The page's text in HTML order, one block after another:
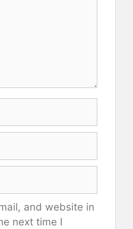
and website in
next time I